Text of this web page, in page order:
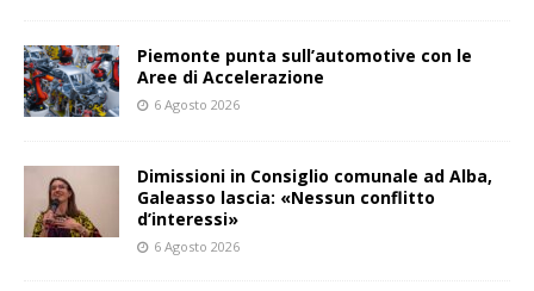
Piemonte punta sull’automotive con le
Aree di Accelerazione
6 Agosto 2026
Dimissioni in Consiglio comunale ad Alba,
Galeasso lascia: «Nessun conflitto
d’interessi»
6 Agosto 2026